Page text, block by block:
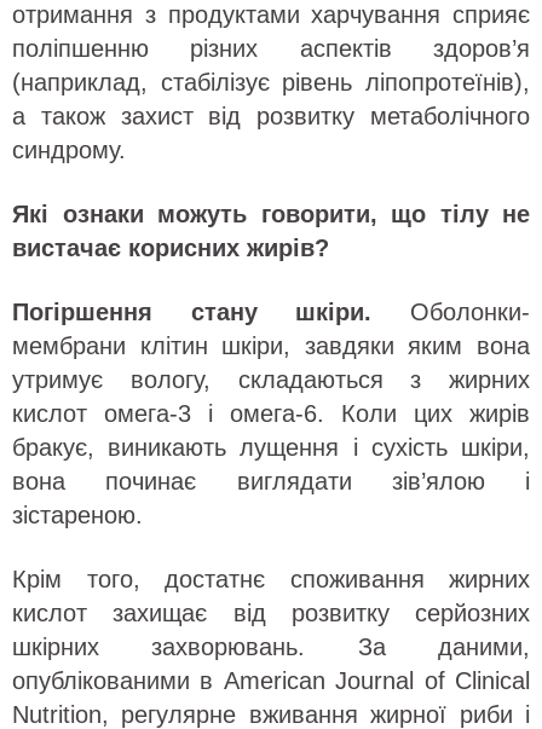
отримання з продуктами харчування сприяє
поліпшенню різних аспектів здоров’я
(наприклад, стабілізує рівень ліпопротеїнів),
а також захист від розвитку метаболічного
синдрому.
Які ознаки можуть говорити, що тілу не
вистачає корисних жирів?
Погіршення стану шкіри. Оболонки-
мембрани клітин шкіри, завдяки яким вона
утримує вологу, складаються з жирних
кислот омега-3 і омега-6. Коли цих жирів
бракує, виникають лущення і сухість шкіри,
вона починає виглядати зів’ялою і
зістареною.
Крім того, достатнє споживання жирних
кислот захищає від розвитку серйозних
шкірних захворювань. За даними,
опублікованими в American Journal of Сlinical
Nutrition, регулярне вживання жирної риби і